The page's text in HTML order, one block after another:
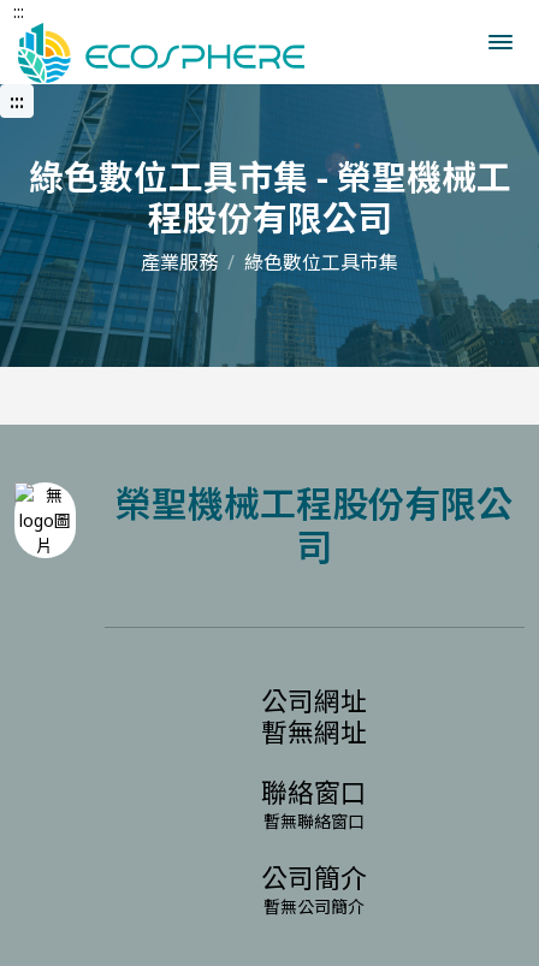
跳
到
中
內
:::
:::
綠色數位工具市集 - 榮聖機械工
程股份有限公司
產業服務 綠色數位工具市集
榮聖機械工程股份有限公
司
公司網址
暫無網址
聯絡窗口
暫無聯絡窗口
公司簡介
暫無公司簡介